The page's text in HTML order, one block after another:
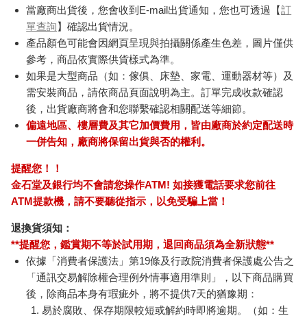
當廠商出貨後，您會收到E-mail出貨通知，您也可透過【訂
單查詢】確認出貨情況。
產品顏色可能會因網頁呈現與拍攝關係產生色差，圖片僅供
參考，商品依實際供貨樣式為準。
如果是大型商品（如：傢俱、床墊、家電、運動器材等）及
需安裝商品，請依商品頁面說明為主。訂單完成收款確認
後，出貨廠商將會和您聯繫確認相關配送等細節。
偏遠地區、樓層費及其它加價費用，皆由廠商於約定配送時
一併告知，廠商將保留出貨與否的權利。
提醒您！！
金石堂及銀行均不會請您操作ATM! 如接獲電話要求您前往
ATM提款機，請不要聽從指示，以免受騙上當！
退換貨須知：
**提醒您，鑑賞期不等於試用期，退回商品須為全新狀態**
依據「消費者保護法」第19條及行政院消費者保護處公告之
「通訊交易解除權合理例外情事適用準則」，以下商品購買
後，除商品本身有瑕疵外，將不提供7天的猶豫期：
易於腐敗、保存期限較短或解約時即將逾期。（如：生